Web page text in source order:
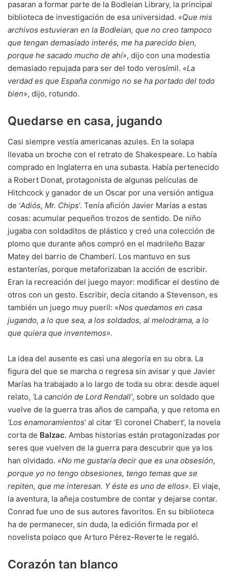
pasaran a formar parte de la Bodleian Library, la principal
biblioteca de investigación de esa universidad. «Que mis
archivos estuvieran en la Bodleian, que no creo tampoco
que tengan demasiado interés, me ha parecido bien,
porque he sacado mucho de ahí», dijo con una modestia
demasiado repujada para ser del todo verosímil. «La
verdad es que España conmigo no se ha portado del todo
bien», dijo, rotundo.
Quedarse en casa, jugando
Casi siempre vestía americanas azules. En la solapa
llevaba un broche con el retrato de Shakespeare. Lo había
comprado en Inglaterra en una subasta. Había pertenecido
a Robert Donat, protagonista de algunas películas de
Hitchcock y ganador de un Oscar por una versión antigua
de ‘Adiós, Mr. Chips‘. Tenía afición Javier Marías a estas
cosas: acumular pequeños trozos de sentido. De niño
jugaba con soldaditos de plástico y creó una colección de
plomo que durante años compró en el madrileño Bazar
Matey del barrio de Chamberí. Los mantuvo en sus
estanterías, porque metaforizaban la acción de escribir.
Eran la recreación del juego mayor: modificar el destino de
otros con un gesto. Escribir, decía citando a Stevenson, es
también un juego muy pueril: «Nos quedamos en casa
jugando, a lo que sea, a los soldados, al melodrama, a lo
que quiera que inventemos».
La idea del ausente es casi una alegoría en su obra. La
figura del que se marcha o regresa sin avisar y que Javier
Marías ha trabajado a lo largo de toda su obra: desde aquel
relato, ‘La canción de Lord Rendall’, sobre un soldado que
vuelve de la guerra tras años de campaña, y que retoma en
‘Los enamoramientos‘ al citar ‘El coronel Chabert’, la novela
corta de Balzac. Ambas historias están protagonizadas por
seres que vuelven de la guerra para descubrir que ya los
han olvidado. «No me gustaría decir que es una obsesión,
porque yo no tengo obsesiones, tengo temas que se
repiten, que me interesan. Y éste es uno de ellos». El viaje,
la aventura, la añeja costumbre de contar y dejarse contar.
Conrad fue uno de sus autores favoritos. En su biblioteca
ha de permanecer, sin duda, la edición firmada por el
novelista polaco que Arturo Pérez-Reverte le regaló.
Corazón tan blanco